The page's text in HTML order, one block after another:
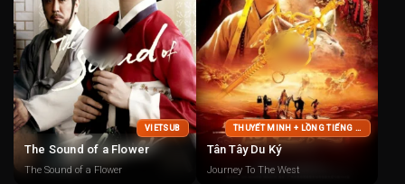
VIETSUB
The Sound of a Flower
The Sound of a Flower
THUYẾT MINH + LỒNG TIẾNG + VIETSUB
Tân Tây Du Ký
Journey To The West